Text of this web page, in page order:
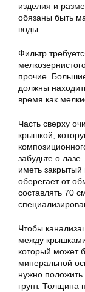
изделия и
обязаны быть
воды.
Фильтр
прочие.
должны
время как
Часть сверху
крышкой,
забудьте о
иметь
оберегает от
составлять 70
Чтобы
между
который может
минеральной
нужно
грунт. Толщина